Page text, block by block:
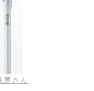
屋さん